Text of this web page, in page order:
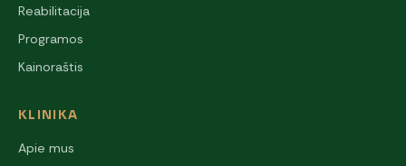
Reabilitacija
Programos
Kainoraštis
KLINIKA
Apie mus